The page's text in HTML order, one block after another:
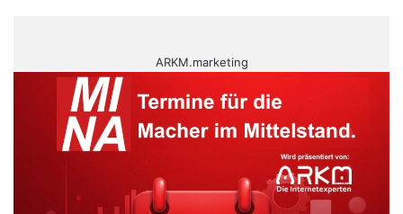
ARKM.marketing